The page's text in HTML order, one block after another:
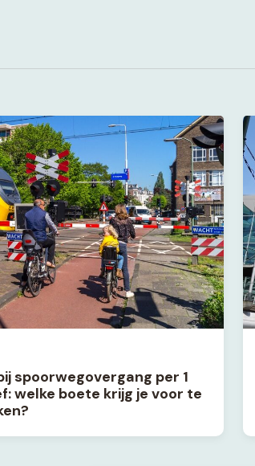
spoorwegovergang per 1
welke boete krijg je voor te